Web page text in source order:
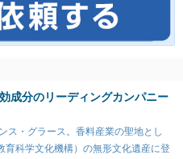
成分のリーディングカンパニー
ス・グラース。香料産業の聖地とし
育科学文化機構）の無形文化遺産に登